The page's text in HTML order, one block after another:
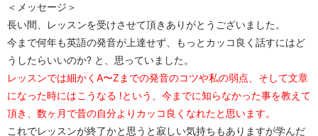
＜メッセージ＞
長い間、レッスンを受けさせて頂きありがとうございました。
今まで何年も英語の発音が上達せず、もっとカッコ良く話すにはど
うしたらいいのか? と、思っていました。
レッスンでは細かくA〜Zまでの発音のコツや私の弱点、そして文章
になった時にはこうなる !という、今までに知らなかった事を教えて
頂き、数ヶ月で昔の自分よりカッコ良くなれたと思います。
これでレッスンが終了かと思うと寂しい気持ちもありますが学んだ